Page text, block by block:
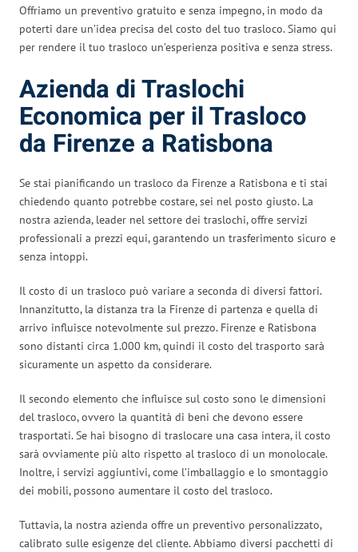
Offriamo un preventivo gratuito e senza impegno, in modo da
poterti dare un’idea precisa del costo del tuo trasloco. Siamo qui
per rendere il tuo trasloco un’esperienza positiva e senza stress.
Azienda di Traslochi
Economica per il Trasloco
da Firenze a Ratisbona
Se stai pianificando un trasloco da Firenze a Ratisbona e ti stai
chiedendo quanto potrebbe costare, sei nel posto giusto. La
nostra azienda, leader nel settore dei traslochi, offre servizi
professionali a prezzi equi, garantendo un trasferimento sicuro e
senza intoppi.
Il costo di un trasloco può variare a seconda di diversi fattori.
Innanzitutto, la distanza tra la Firenze di partenza e quella di
arrivo influisce notevolmente sul prezzo. Firenze e Ratisbona
sono distanti circa 1.000 km, quindi il costo del trasporto sarà
sicuramente un aspetto da considerare.
Il secondo elemento che influisce sul costo sono le dimensioni
del trasloco, ovvero la quantità di beni che devono essere
trasportati. Se hai bisogno di traslocare una casa intera, il costo
sarà ovviamente più alto rispetto al trasloco di un monolocale.
Inoltre, i servizi aggiuntivi, come l’imballaggio e lo smontaggio
dei mobili, possono aumentare il costo del trasloco.
Tuttavia, la nostra azienda offre un preventivo personalizzato,
calibrato sulle esigenze del cliente. Abbiamo diversi pacchetti di